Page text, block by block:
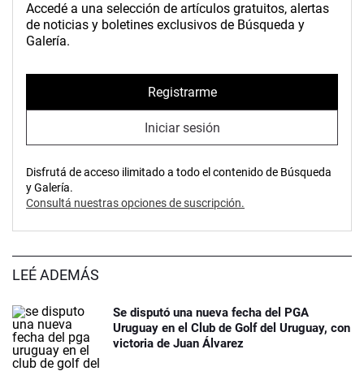
Accedé a una selección de artículos gratuitos, alertas
de noticias y boletines exclusivos de Búsqueda y
Galería.
Registrarme
Iniciar sesión
Disfrutá de acceso ilimitado a todo el contenido de Búsqueda
y Galería.
Consultá nuestras opciones de suscripción.
LEÉ ADEMÁS
Se disputó una nueva fecha del PGA
Uruguay en el Club de Golf del Uruguay, con
victoria de Juan Álvarez